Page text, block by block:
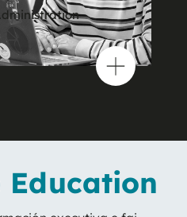
Education